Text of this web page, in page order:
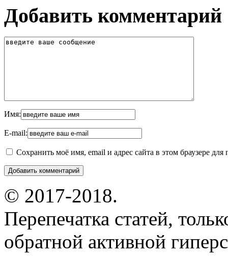
Добавить комментарий
Имя:
E-mail:
Сохранить моё имя, email и адрес сайта в этом браузере
© 2017-2018.
Перепечатка статей,
обратной активной